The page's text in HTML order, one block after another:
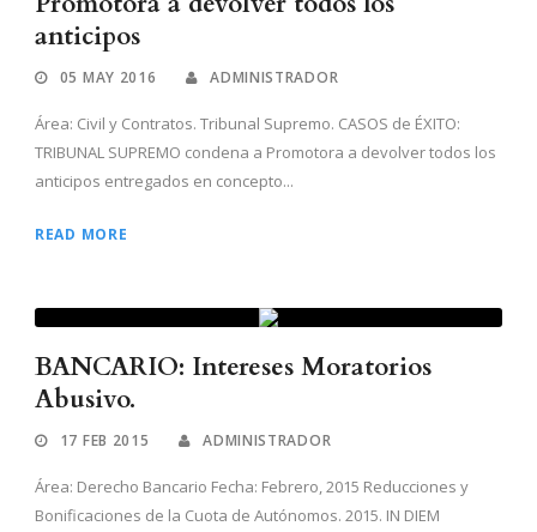
anticipos
05 MAY 2016 ADMINISTRADOR
Área: Civil y Contratos. Tribunal Supremo. CASOS de ÉXITO:
TRIBUNAL SUPREMO condena a Promotora a devolver todos los
anticipos entregados en concepto...
READ MORE
BANCARIO: Intereses Moratorios
Abusivo.
17 FEB 2015 ADMINISTRADOR
Área: Derecho Bancario Fecha: Febrero, 2015 Reducciones y
Bonificaciones de la Cuota de Autónomos. 2015. IN DIEM